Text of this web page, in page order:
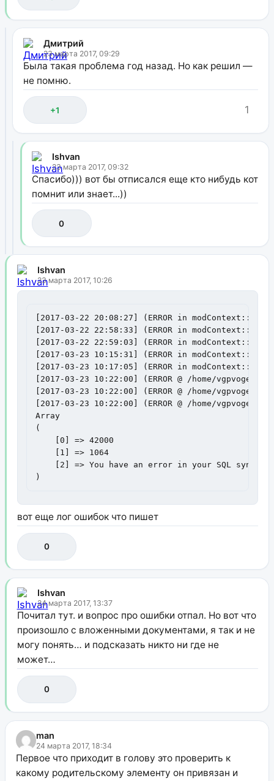
Дмитрий
23 марта 2017, 09:29
Была такая проблема год назад. Но как решил —
не помню.
+1 1
Ishvan
23 марта 2017, 09:32
Спасибо))) вот бы отписался еще кто нибудь кот
помнит или знает...))
0
Ishvan
23 марта 2017, 10:26
[2017-03-22 20:08:27] (ERROR in
[2017-03-22 22:58:33] (ERROR in
[2017-03-22 22:59:03] (ERROR in
[2017-03-23 10:15:31] (ERROR in
[2017-03-23 10:17:05] (ERROR in
[2017-03-23 10:22:00] (ERROR @ /home/
[2017-03-23 10:22:00] (ERROR @ /home/
[2017-03-23 10:22:00] (ERROR @ /home/
Array
(
    [0] => 42000
    [1] => 1064
[2] => You have an error in your SQL
)
вот еще лог ошибок что пишет
0
Ishvan
24 марта 2017, 13:37
Почитал тут. и вопрос про ошибки отпал. Но вот что
произошло с вложенными документами, я так и не
могу понять… и подсказать никто ни где не
может…
0
man
24 марта 2017, 18:34
Первое что приходит в голову это проверить к
какому родительскому элементу он привязан и